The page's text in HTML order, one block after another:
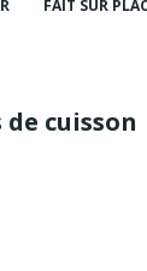
FAIT SUR
cuisson